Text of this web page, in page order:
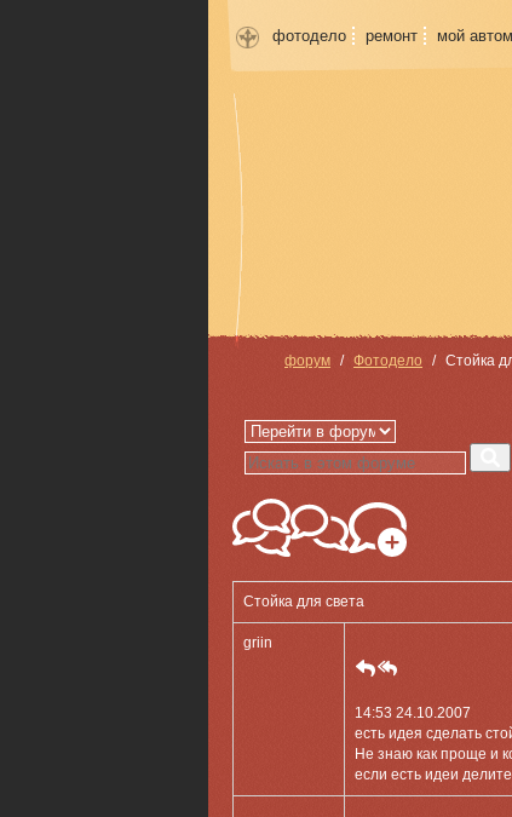
фотодело ремонт мой
форум Фотодело Стойка
Стойка для света
griin
14:53 24.10.2007
есть идея сделать
Не знаю как проще и
если есть идеи